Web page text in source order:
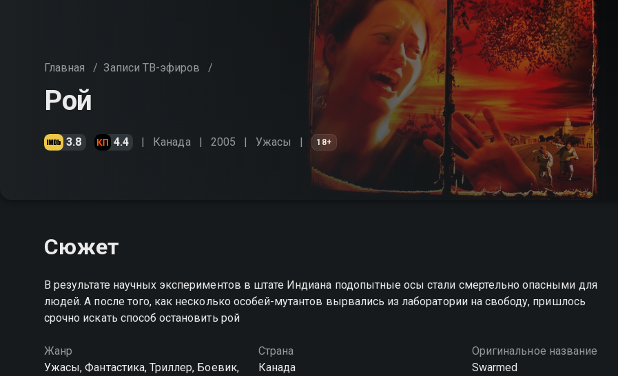
Главная / Записи ТВ-эфиров /
Рой
3.8 4.4 Канада 2005 Ужасы 18+
Сюжет
В результате научных экспериментов в штате Индиана подопытные осы стали смертельно опасными для
людей. А после того, как несколько особей-мутантов вырвались из лаборатории на свободу, пришлось
срочно искать способ остановить рой
Жанр
Ужасы, Фантастика, Триллер, Боевик,
Страна
Канада
Оригинальное название
Swarmed